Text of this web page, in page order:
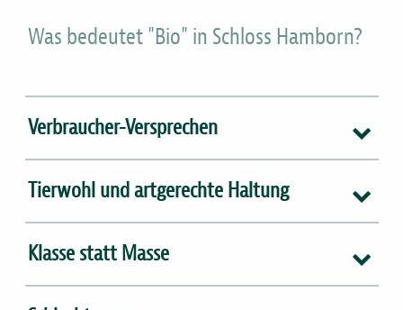
Was bedeutet "Bio" in Schloss Hamborn?
Verbraucher-Versprechen
Tierwohl und artgerechte Haltung
Klasse statt Masse